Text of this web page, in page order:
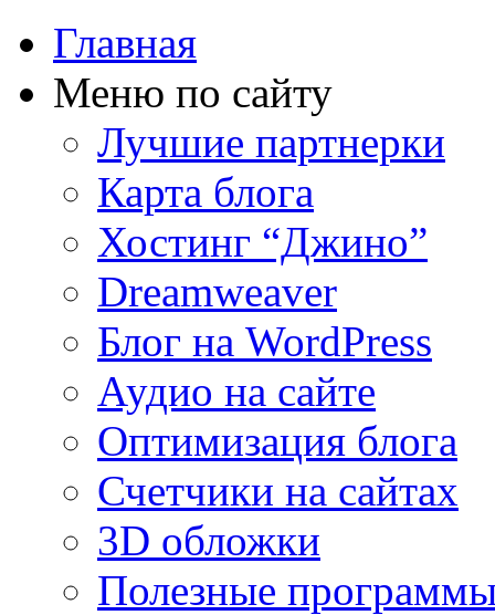
Главная
Меню по сайту
Лучшие партнерки
Карта блога
Хостинг “Джино”
Dreamweaver
Блог на WordPress
Аудио на сайте
Оптимизация блога
Счетчики на сайтах
3D обложки
Полезные